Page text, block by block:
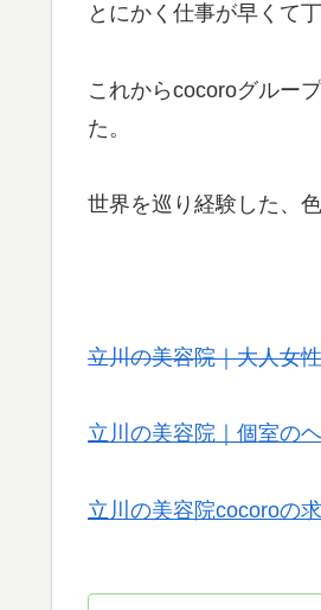
とにかく仕事が早くて
これからcocoroグルー
た。
世界を巡り経験した、
立川の美容院｜大人女
立川の美容院｜個室の
立川の美容院cocoroの